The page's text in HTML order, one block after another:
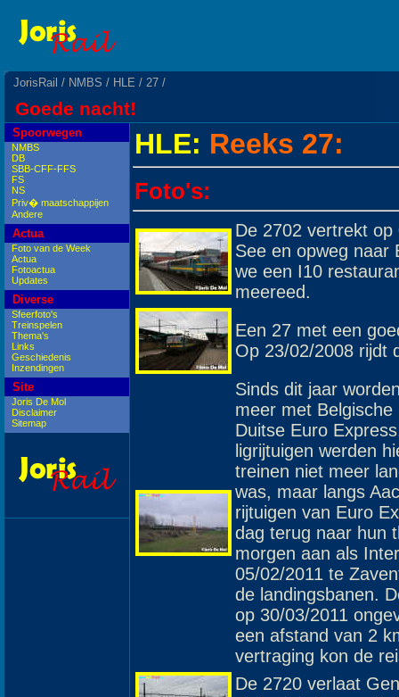
JorisRail / NMBS / HLE / 27 /
Goede nacht!
Spoorwegen
NMBS
DB
SBB-CFF-FFS
FS
NS
Priv� maatschappijen
Andere
Actua
Foto van de Week
Actua
Fotoactua
Updates
Diverse
Sfeerfoto's
Treinspelen
Thema's
Links
Geschiedenis
Inzendingen
Site
Joris De Mol
Disclaimer
Sitemap
HLE: Reeks 27:
Foto's:
De 2702 vertrekt
See en opweg naar
we een I10
meereed.
Een 27 met een
Op 23/02/2008 rijdt
Sinds dit jaar
meer met
Duitse Euro
ligrijtuigen werden
treinen niet meer
was, maar langs
rijtuigen van Euro
dag terug naar hun
morgen aan als
05/02/2011 te
de landingsbanen.
op 30/03/2011
een afstand van 2
vertraging kon de
De 2720 verlaat